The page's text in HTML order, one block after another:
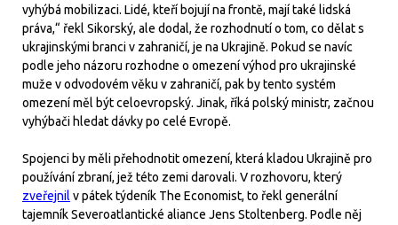
vyhýbá mobilizaci. Lidé, kteří bojují na frontě, mají také lidská
práva,“ řekl Sikorský, ale dodal, že rozhodnutí o tom, co dělat s
ukrajinskými branci v zahraničí, je na Ukrajině. Pokud se navíc
podle jeho názoru rozhodne o omezení výhod pro ukrajinské
muže v odvodovém věku v zahraničí, pak by tento systém
omezení měl být celoevropský. Jinak, říká polský ministr, začnou
vyhýbači hledat dávky po celé Evropě.
Spojenci by měli přehodnotit omezení, která kladou Ukrajině pro
používání zbraní, jež této zemi darovali. V rozhovoru, který
zveřejnil v pátek týdeník The Economist, to řekl generální
tajemník Severoatlantické aliance Jens Stoltenberg. Podle něj